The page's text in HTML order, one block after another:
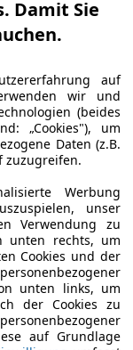
Preisen
SUV, der
Markt war
Es wurden
mit
von 177 PS,
bieten. Damit ist
h möglich. Als
an Bord.
von einem
Damit Sie
auf
wir und
(beides
„Cookies"), um
Daten (z.B.
zuzugreifen.
Werbung
unser
Verwendung zu
unten rechts, um
Cookies und der
unten links, um
der Cookies zu
auf Grundlage